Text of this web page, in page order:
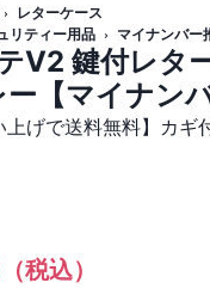
レターケース
リティー用品 マイナンバー
V2 鍵付レタ
【マイナンバ
上げで送料無料】カギ
（税込）